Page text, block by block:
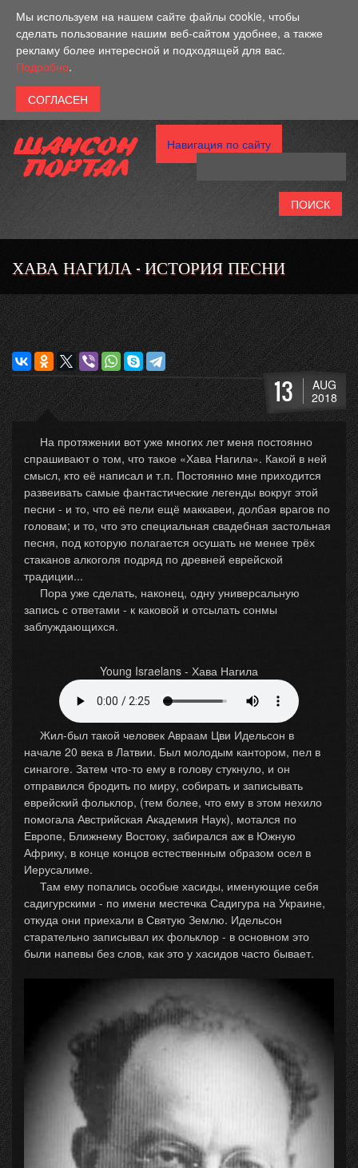
Мы используем на нашем сайте файлы cookie, чтобы
сделать пользование нашим веб-сайтом удобнее, а также
рекламу более интересной и подходящей для вас.
Подробно.
Навигация по сайту
ХАВА НАГИЛА - ИСТОРИЯ ПЕСНИ
13
AUG
2018
На протяжении вот уже многих лет меня постоянно
спрашивают о том, что такое «Хава Нагила». Какой в ней
смысл, кто её написал и т.п. Постоянно мне приходится
развеивать самые фантастические легенды вокруг этой
песни - и то, что её пели ещё маккавеи, долбая врагов по
головам; и то, что это специальная свадебная застольная
песня, под которую полагается осушать не менее трёх
стаканов алкоголя подряд по древней еврейской
традиции...
Пора уже сделать, наконец, одну универсальную
запись с ответами - к каковой и отсылать сонмы
заблуждающихся.
Young Israelans - Хава Нагила
Жил-был такой человек Авраам Цви Идельсон в
начале 20 века в Латвии. Был молодым кантором, пел в
синагоге. Затем что-то ему в голову стукнуло, и он
отправился бродить по миру, собирать и записывать
еврейский фольклор, (тем более, что ему в этом нехило
помогала Австрийская Академия Наук), мотался по
Европе, Ближнему Востоку, забирался аж в Южную
Африку, в конце концов естественным образом осел в
Иерусалиме.
Там ему попались особые хасиды, именующие себя
садигурскими - по имени местечка Садигура на Украине,
откуда они приехали в Святую Землю. Идельсон
старательно записывал их фольклор - в основном это
были напевы без слов, как это у хасидов часто бывает.